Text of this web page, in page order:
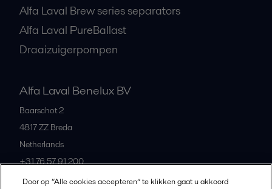
Alfa Laval Brew series separators
Alfa Laval PureBallast
Draaizuigerpompen
Alfa Laval Benelux BV
Baarschot 2
4817 ZZ Breda
Netherlands
+31 76 57 91 200
Door op “Alle cookies accepteren” te klikken gaat u akkoord